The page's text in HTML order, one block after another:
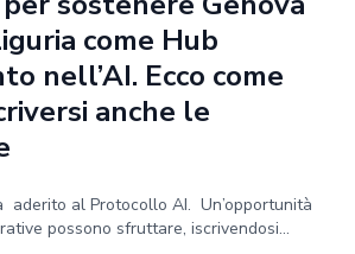
come Hub
nell’AI. Ecco come
anche le
aderito al Protocollo AI. Un’opportunità
possono sfruttare, iscrivendosi...